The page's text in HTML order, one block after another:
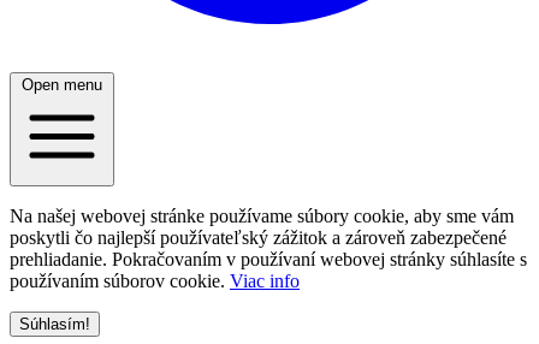
Open menu
Na našej webovej stránke používame súbory cookie, aby sme vám
poskytli čo najlepší používateľský zážitok a zároveň zabezpečené
prehliadanie. Pokračovaním v používaní webovej stránky súhlasíte s
používaním súborov cookie. Viac info
Súhlasím!